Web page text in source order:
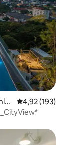
Vidutinis
4,92 (193)